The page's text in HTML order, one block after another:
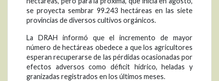
se proyecta sembrar 99.243 hectáreas en las siete
provincias de diversos cultivos orgánicos.
La DRAH informó que el incremento de mayor
número de hectáreas obedece a que los agricultores
esperan recuperarse de las pérdidas ocasionadas por
efectos adversos como déficit hídrico, heladas y
granizadas registrados en los últimos meses.